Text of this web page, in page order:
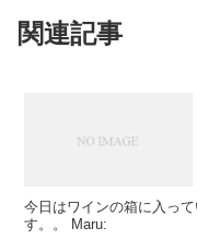
関連記事
今日はワインの箱に入っていますよ。
す。。 Maru: